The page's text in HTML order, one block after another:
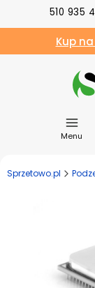
510 935
Kup
Menu
Sprzetowo.pl